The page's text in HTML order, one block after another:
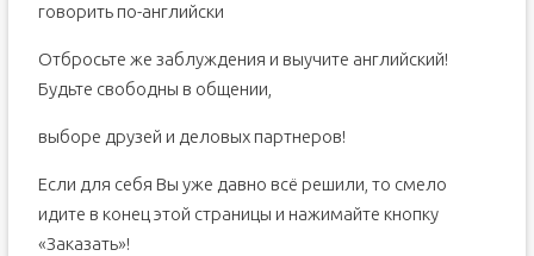
говорить по-английски
Отбросьте же заблуждения и выучите английский!
Будьте свободны в общении,
выборе друзей и деловых партнеров!
Если для себя Вы уже давно всё решили, то смело
идите в конец этой страницы и нажимайте кнопку
«Заказать»!